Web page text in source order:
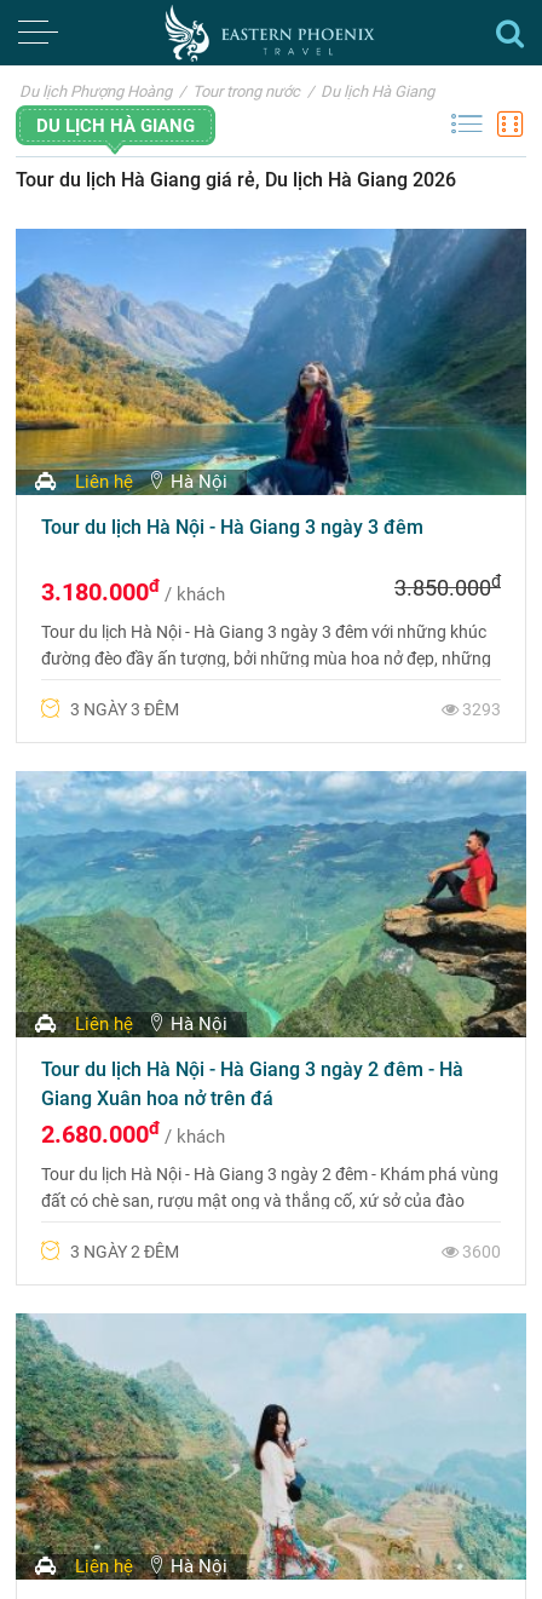
Du lịch Phượng Hoàng / Tour trong nước / Du lịch Hà Giang
DU LỊCH HÀ GIANG
Tour du lịch Hà Giang giá rẻ, Du lịch Hà Giang 2026
Liên hệ Hà Nội
Tour du lịch Hà Nội - Hà Giang 3 ngày 3 đêm
3.180.000đ / khách 3.850.000đ
Tour du lịch Hà Nội - Hà Giang 3 ngày 3 đêm với những khúc
đường đèo đầy ấn tượng, bởi những mùa hoa nở đẹp, những
3 NGÀY 3 ĐÊM
3293
Liên hệ Hà Nội
Tour du lịch Hà Nội - Hà Giang 3 ngày 2 đêm - Hà
Giang Xuân hoa nở trên đá
2.680.000đ / khách
Tour du lịch Hà Nội - Hà Giang 3 ngày 2 đêm - Khám phá vùng
đất có chè san, rượu mật ong và thắng cố, xứ sở của đào
3 NGÀY 2 ĐÊM
3600
Liên hệ Hà Nội